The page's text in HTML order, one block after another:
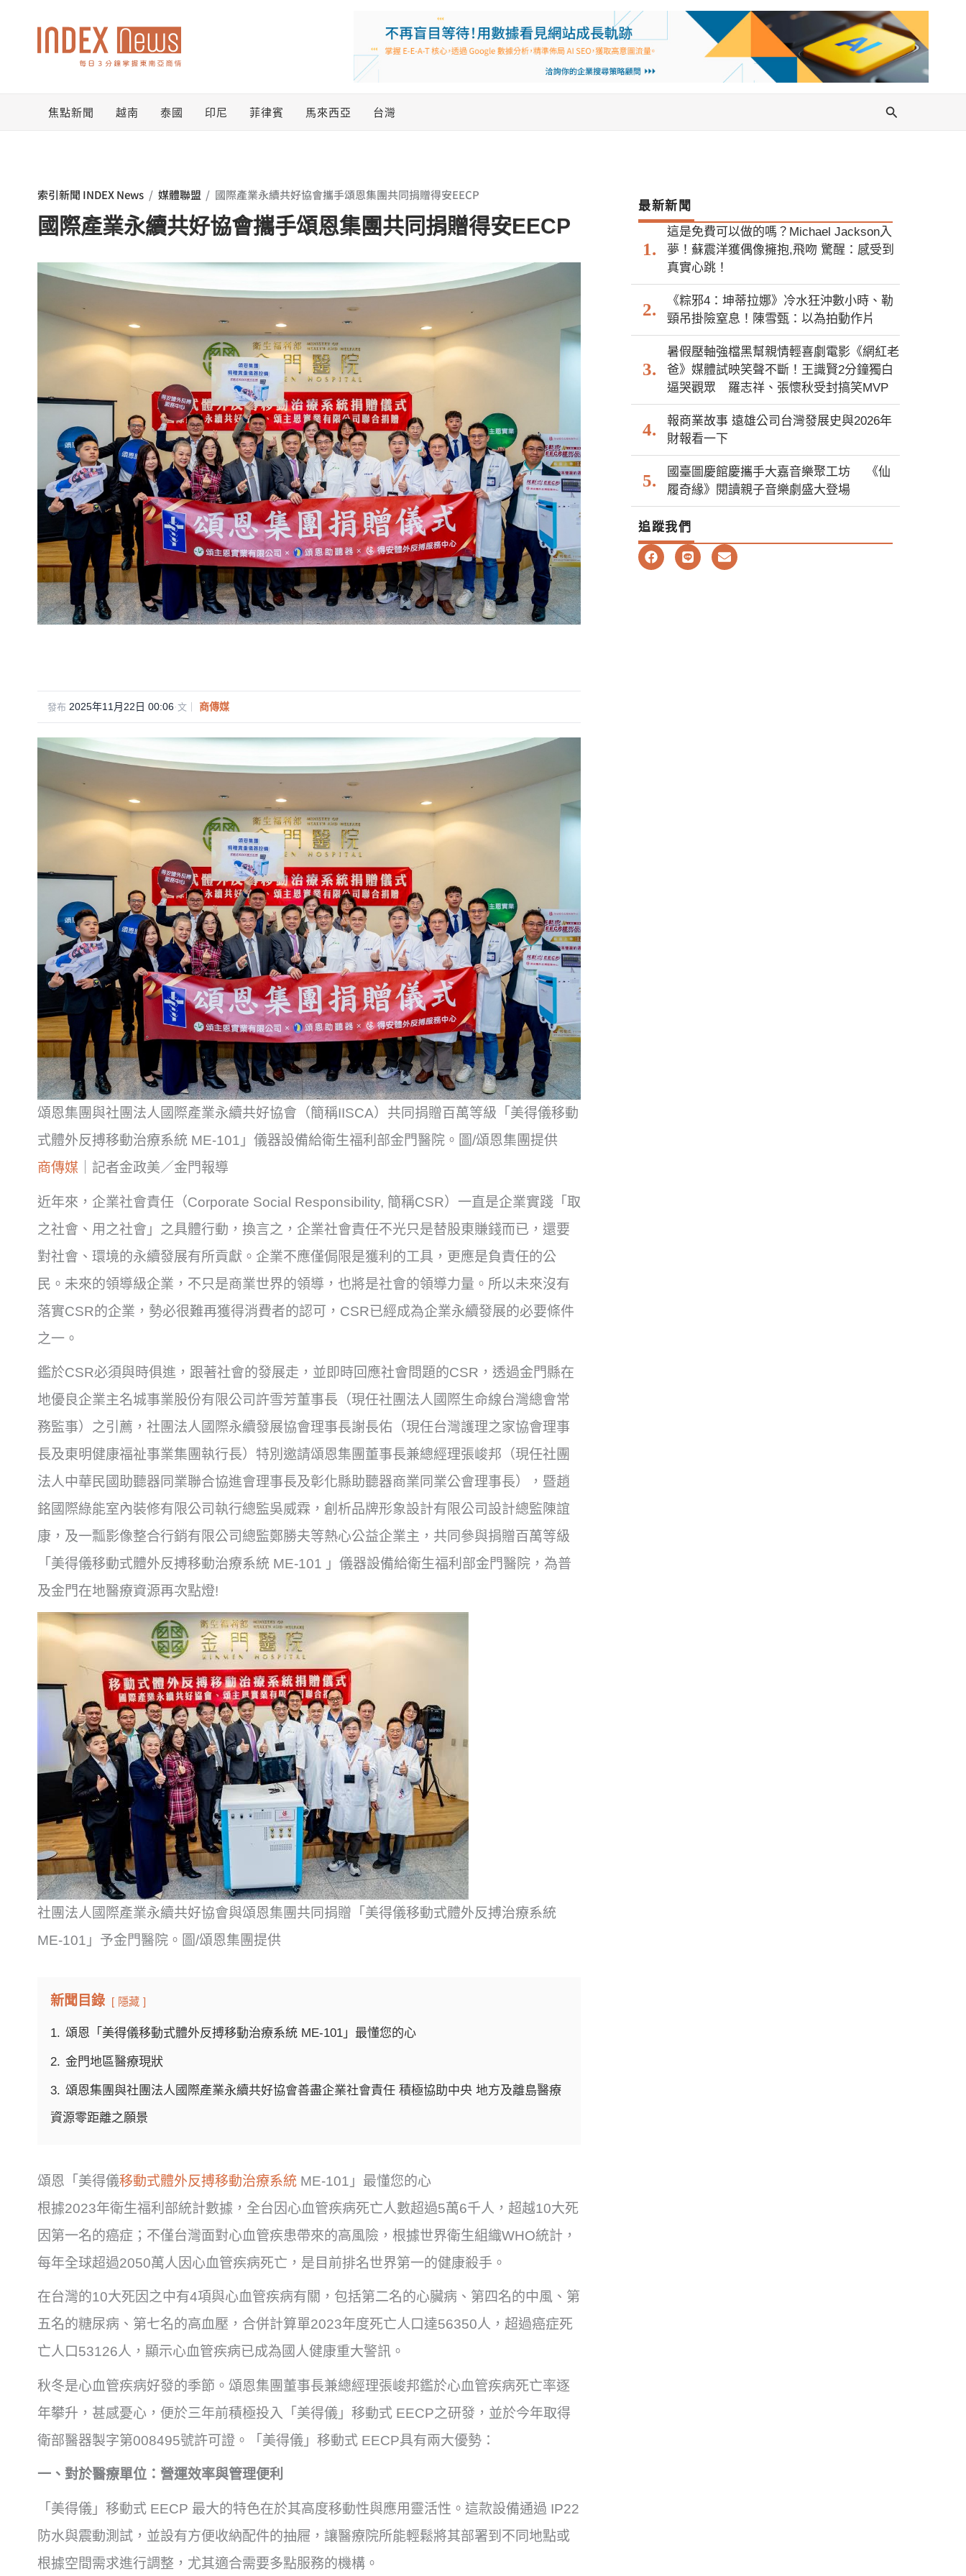
焦點新聞 越南 泰國 印尼 菲律賓 馬來西亞 台灣
搜
索引新聞 INDEX News / 媒體聯盟 / 國際產業永續共好協會攜手頌恩集團共同捐贈得安EECP
國際產業永續共好協會攜手頌恩集團共同捐贈得安EECP
發布 2025年11月22日 00:06·文｜ 商傳媒
頌恩集團與社團法人國際產業永續共好協會（簡稱IISCA）共同捐贈百萬等級「美得儀移動
式體外反搏移動治療系統 ME-101」儀器設備給衛生福利部金門醫院。圖/頌恩集團提供
商傳媒 ｜記者金政美／金門報導
近年來，企業社會責任（Corporate Social Responsibility, 簡稱CSR）一直是企業實踐「取
之社會、用之社會」之具體行動，換言之，企業社會責任不光只是替股東賺錢而已，還要
對社會、環境的永續發展有所貢獻。企業不應僅侷限是獲利的工具，更應是負責任的公
民。未來的領導級企業，不只是商業世界的領導，也將是社會的領導力量。所以未來沒有
落實CSR的企業，勢必很難再獲得消費者的認可，CSR已經成為企業永續發展的必要條件
之一。
鑑於CSR必須與時俱進，跟著社會的發展走，並即時回應社會問題的CSR，透過金門縣在
地優良企業主名城事業股份有限公司許雪芳董事長（現任社團法人國際生命線台灣總會常
務監事）之引薦，社團法人國際永續發展協會理事長謝長佑（現任台灣護理之家協會理事
長及東明健康福祉事業集團執行長）特別邀請頌恩集團董事長兼總經理張峻邦（現任社團
法人中華民國助聽器同業聯合協進會理事長及彰化縣助聽器商業同業公會理事長），暨趙
銘國際綠能室內裝修有限公司執行總監吳威霖，創析品牌形象設計有限公司設計總監陳誼
康，及一瓢影像整合行銷有限公司總監鄭勝夫等熱心公益企業主，共同參與捐贈百萬等級
「美得儀移動式體外反搏移動治療系統 ME-101 」儀器設備給衛生福利部金門醫院，為普
及金門在地醫療資源再次點燈!
社團法人國際產業永續共好協會與頌恩集團共同捐贈「美得儀移動式體外反搏治療系統
ME-101」予金門醫院。圖/頌恩集團提供
新聞目錄 隱藏
1. 頌恩「美得儀移動式體外反搏移動治療系統 ME-101」最懂您的心
2. 金門地區醫療現狀
3. 頌恩集團與社團法人國際產業永續共好協會善盡企業社會責任 積極協助中央 地方及離島醫療
資源零距離之願景
頌恩「美得儀移動式體外反搏移動治療系統 ME-101」最懂您的心
根據2023年衛生福利部統計數據，全台因心血管疾病死亡人數超過5萬6千人，超越10大死
因第一名的癌症；不僅台灣面對心血管疾患帶來的高風險，根據世界衛生組織WHO統計，
每年全球超過2050萬人因心血管疾病死亡，是目前排名世界第一的健康殺手。
在台灣的10大死因之中有4項與心血管疾病有關，包括第二名的心臟病、第四名的中風、第
五名的糖尿病、第七名的高血壓，合併計算單2023年度死亡人口達56350人，超過癌症死
亡人口53126人，顯示心血管疾病已成為國人健康重大警訊。
秋冬是心血管疾病好發的季節。頌恩集團董事長兼總經理張峻邦鑑於心血管疾病死亡率逐
年攀升，甚感憂心，便於三年前積極投入「美得儀」移動式 EECP之研發，並於今年取得
衛部醫器製字第008495號許可證。「美得儀」移動式 EECP具有兩大優勢：
一、對於醫療單位：營運效率與管理便利
「美得儀」移動式 EECP 最大的特色在於其高度移動性與應用靈活性。這款設備通過 IP22
防水與震動測試，並設有方便收納配件的抽屜，讓醫療院所能輕鬆將其部署到不同地點或
根據空間需求進行調整，尤其適合需要多點服務的機構。
最新新聞
這是免費可以做的嗎？Michael Jackson入
夢！蘇震洋獲偶像擁抱,飛吻 驚醒：感受到
真實心跳！
《粽邪4：坤蒂拉娜》冷水狂沖數小時、勒
頸吊掛險窒息！陳雪甄：以為拍動作片
暑假壓軸強檔黑幫親情輕喜劇電影《網紅老
爸》媒體試映笑聲不斷！王識賢2分鐘獨白
逼哭觀眾 羅志祥、張懷秋受封搞笑MVP
報商業故事 遠雄公司台灣發展史與2026年
財報看一下
國臺圖慶館慶攜手大嘉音樂聚工坊 《仙
履奇緣》閱讀親子音樂劇盛大登場
追蹤我們
F
a
L
i
E
n